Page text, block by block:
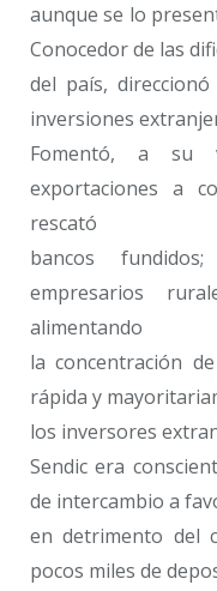
aunque se lo
Conocedor de las
del país,
inversiones
Fomentó, a su
exportaciones a
rescató
bancos
empresarios
alimentando
la concentración
rápida y
los inversores
Sendic era
de intercambio a
en detrimento del
pocos miles de